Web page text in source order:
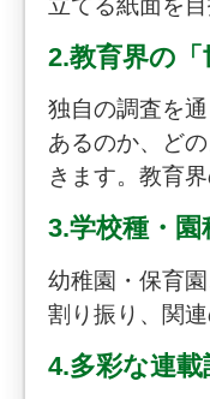
立てる紙面を目
2.教育界の
独自の調査を
あるのか、ど
きます。教育
3.学校種・
幼稚園・保育
割り振り、関
4.多彩な連